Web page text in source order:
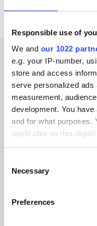
Responsible use of
We and our 1022
e.g. your IP-number,
store and access
serve personalized ads
measurement,
development. You
and for what purposes.
applicable on this
your choices. You can
the Privacy trigger icon.
Collect information
Selection
Necessary
Preferences
Alumio gaf
over onze